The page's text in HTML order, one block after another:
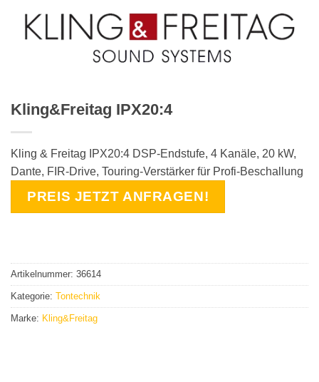
Kling&Freitag IPX20:4
Kling & Freitag IPX20:4 DSP-Endstufe, 4 Kanäle, 20 kW,
Dante, FIR-Drive, Touring-Verstärker für Profi-Beschallung
PREIS JETZT ANFRAGEN!
Artikelnummer: 36614
Kategorie: Tontechnik
Marke: Kling&Freitag